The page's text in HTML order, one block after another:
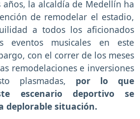
años, la alcaldía de Medellín ha
de remodelar el estadio,
a todos los aficionados
musicales en este
con el correr de los meses
remodelaciones e inversiones
plasmadas, por lo que
escenario deportivo se
deplorable situación.